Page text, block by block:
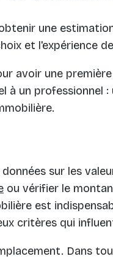
une
et l'expérience
avoir une
à un professionnel :
sur les
ou vérifier le
est
critères qui
Dans